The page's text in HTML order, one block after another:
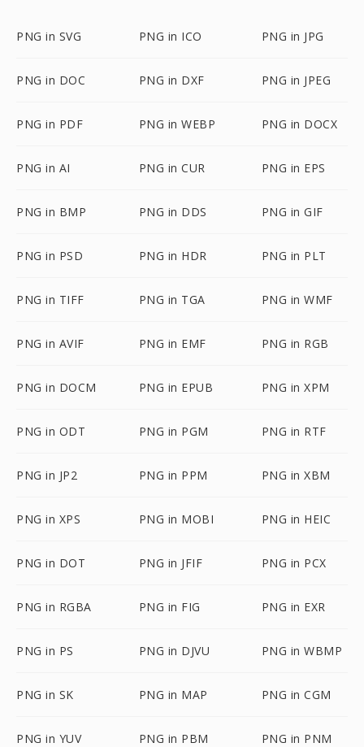
PNG in SVG PNG in ICO PNG in JPG
PNG in DOC PNG in DXF PNG in JPEG
PNG in PDF PNG in WEBP PNG in DOCX
PNG in AI PNG in CUR PNG in EPS
PNG in BMP PNG in DDS PNG in GIF
PNG in PSD PNG in HDR PNG in PLT
PNG in TIFF PNG in TGA PNG in WMF
PNG in AVIF PNG in EMF PNG in RGB
PNG in DOCM PNG in EPUB PNG in XPM
PNG in ODT PNG in PGM PNG in RTF
PNG in JP2 PNG in PPM PNG in XBM
PNG in XPS PNG in MOBI PNG in HEIC
PNG in DOT PNG in JFIF PNG in PCX
PNG in RGBA PNG in FIG PNG in EXR
PNG in PS PNG in DJVU PNG in WBMP
PNG in SK PNG in MAP PNG in CGM
PNG in YUV PNG in PBM PNG in PNM